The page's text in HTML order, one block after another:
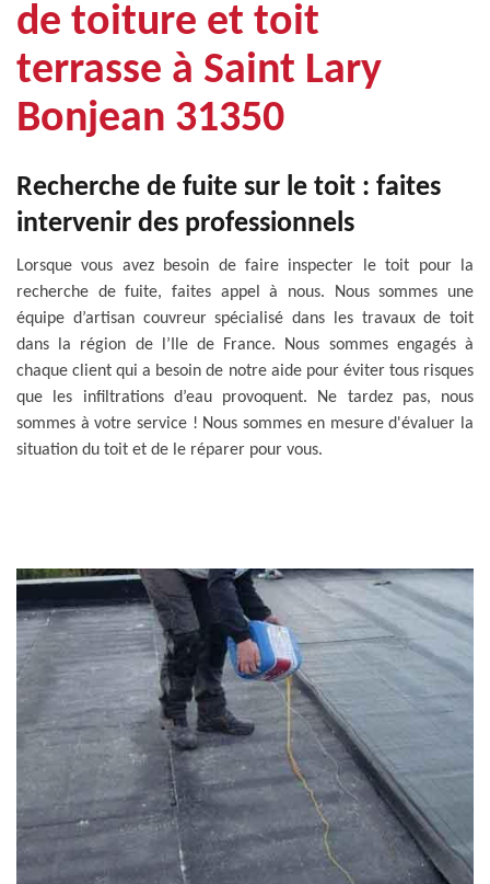
de toiture et toit
terrasse à Saint Lary
Bonjean 31350
Recherche de fuite sur le toit : faites
intervenir des professionnels
Lorsque vous avez besoin de faire inspecter le toit pour la
recherche de fuite, faites appel à nous. Nous sommes une
équipe d’artisan couvreur spécialisé dans les travaux de toit
dans la région de l’Ile de France. Nous sommes engagés à
chaque client qui a besoin de notre aide pour éviter tous risques
que les infiltrations d’eau provoquent. Ne tardez pas, nous
sommes à votre service ! Nous sommes en mesure d'évaluer la
situation du toit et de le réparer pour vous.